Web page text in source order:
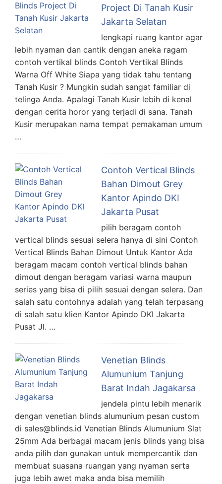
Project Di Tanah Kusir
Jakarta Selatan
lengkapi ruang kantor agar
lebih nyaman dan cantik dengan aneka ragam
contoh vertikal blinds Contoh Vertikal Blinds
Warna Off White Siapa yang tidak tahu tentang
Tanah Kusir ? Mungkin sudah sangat familiar di
telinga Anda. Apalagi Tanah Kusir lebih di kenal
dengan cerita horor yang terjadi di sana. Tanah
Kusir merupakan nama tempat pemakaman umum
…
Contoh Vertical Blinds
Bahan Dimout Grey
Kantor Apindo DKI
Jakarta Pusat
pilih beragam contoh
vertical blinds sesuai selera hanya di sini Contoh
Vertical Blinds Bahan Dimout Untuk Kantor Ada
beragam macam contoh vertical blinds bahan
dimout dengan beragam variasi warna maupun
series yang bisa di pilih sesuai dengan selera. Dan
salah satu contohnya adalah yang telah terpasang
di salah satu klien Kantor Apindo DKI Jakarta
Pusat Jl. …
Venetian Blinds
Alumunium Tanjung
Barat Indah Jagakarsa
jendela pintu lebih menarik
dengan venetian blinds alumunium pesan custom
di sales@blinds.id Venetian Blinds Alumunium Slat
25mm Ada berbagai macam jenis blinds yang bisa
anda pilih dan gunakan untuk mempercantik dan
membuat suasana ruangan yang nyaman serta
juga lebih awet maka anda bisa memilih